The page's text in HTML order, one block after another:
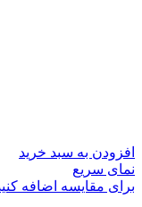
افزودن به سبد خرید
نمای سریع
برای مقایسه اضافه